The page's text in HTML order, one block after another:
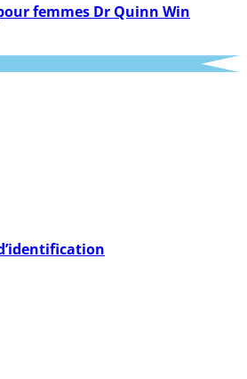
femmes Dr Quinn Win